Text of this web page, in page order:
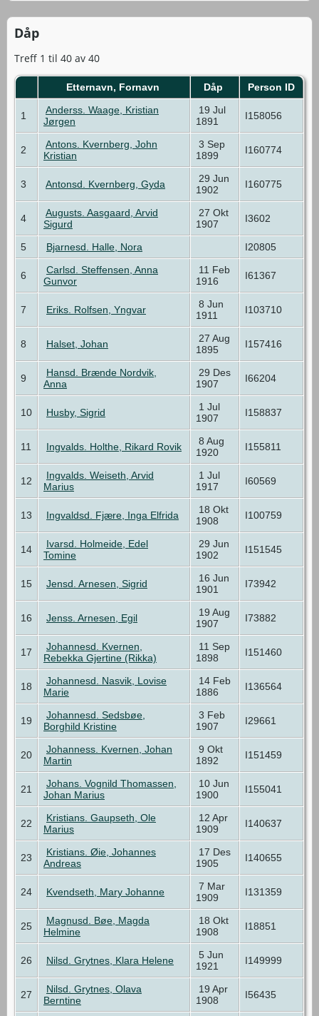
Dåp
Treff 1 til 40 av 40
Etternavn, Fornavn Dåp Person ID
1
Anderss. Waage, Kristian
Jørgen
19 Jul
1891
I158056
2
Antons. Kvernberg, John
Kristian
3 Sep
1899
I160774
3 Antonsd. Kvernberg, Gyda
29 Jun
1902
I160775
4
Augusts. Aasgaard, Arvid
Sigurd
27 Okt
1907
I3602
5 Bjarnesd. Halle, Nora I20805
6
Carlsd. Steffensen, Anna
Gunvor
11 Feb
1916
I61367
7 Eriks. Rolfsen, Yngvar
8 Jun
1911
I103710
8 Halset, Johan
27 Aug
1895
I157416
9
Hansd. Brænde Nordvik,
Anna
29 Des
1907
I66204
10 Husby, Sigrid
1 Jul
1907
I158837
11 Ingvalds. Holthe, Rikard Rovik
8 Aug
1920
I155811
12
Ingvalds. Weiseth, Arvid
Marius
1 Jul
1917
I60569
13 Ingvaldsd. Fjære, Inga Elfrida
18 Okt
1908
I100759
14
Ivarsd. Holmeide, Edel
Tomine
29 Jun
1902
I151545
15 Jensd. Arnesen, Sigrid
16 Jun
1901
I73942
16 Jenss. Arnesen, Egil
19 Aug
1907
I73882
17
Johannesd. Kvernen,
Rebekka Gjertine (Rikka)
11 Sep
1898
I151460
18
Johannesd. Nasvik, Lovise
Marie
14 Feb
1886
I136564
19
Johannesd. Sedsbøe,
Borghild Kristine
3 Feb
1907
I29661
20
Johanness. Kvernen, Johan
Martin
9 Okt
1892
I151459
21
Johans. Vognild Thomassen,
Johan Marius
10 Jun
1900
I155041
22
Kristians. Gaupseth, Ole
Marius
12 Apr
1909
I140637
23
Kristians. Øie, Johannes
Andreas
17 Des
1905
I140655
24 Kvendseth, Mary Johanne
7 Mar
1909
I131359
25
Magnusd. Bøe, Magda
Helmine
18 Okt
1908
I18851
26 Nilsd. Grytnes, Klara Helene
5 Jun
1921
I149999
27
Nilsd. Grytnes, Olava
Berntine
19 Apr
1908
I56435